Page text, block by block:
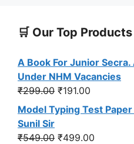
🛒 Our Top Products
A Book For Junior
Under NHM Vacancies
₹299.00 Original
price
was:
₹299.00.
₹191.00
price
is:
₹191.00.
Model Typing Test
Sunil Sir
₹549.00 Original
₹499.00